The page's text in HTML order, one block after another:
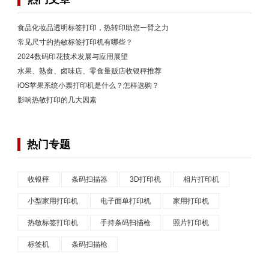
食品化妆品透明标签打印，热转印助您一臂之力
常见尺寸的热敏标签打印机有哪些？
2024数码印花技术发展与应用展望
水果、熟食、卤味店、零食量贩店收银秤推荐
iOS苹果系统小票打印机是什么？怎样选购？
影响热敏打印的几大因素
热门专题
收银秤 条码扫描器 3D打印机 相片打印机
小型家用打印机 电子面单打印机 家用打印机
热敏标签打印机 手持条码扫描枪 照片打印机
标签机 条码扫描枪